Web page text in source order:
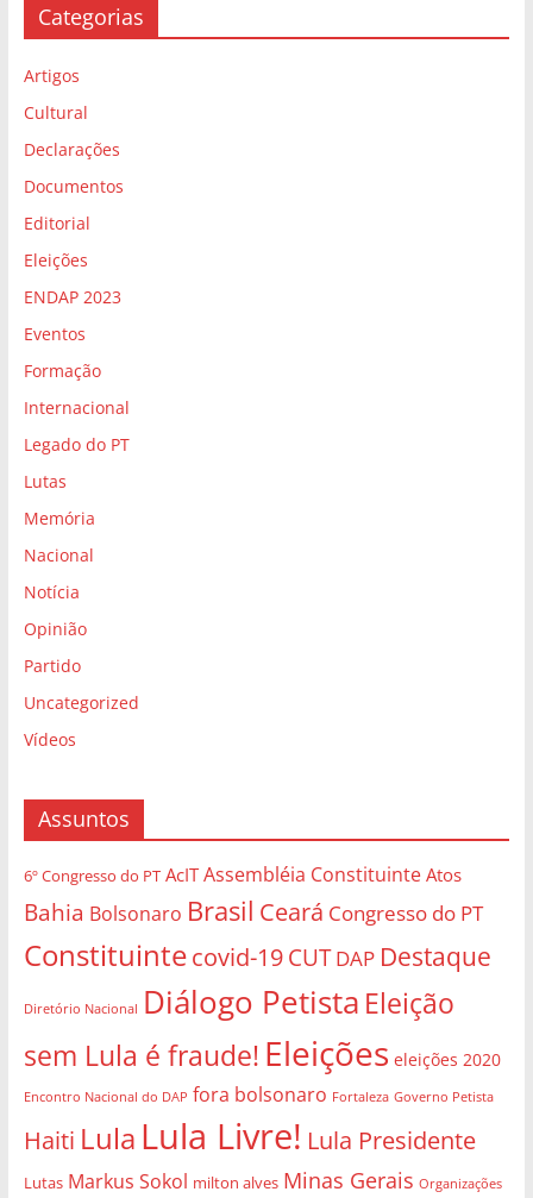
Categorias
Artigos
Cultural
Declarações
Documentos
Editorial
Eleições
ENDAP 2023
Eventos
Formação
Internacional
Legado do PT
Lutas
Memória
Nacional
Notícia
Opinião
Partido
Uncategorized
Vídeos
Assuntos
6º Congresso do PT AcIT Assembléia Constituinte Atos
Bahia Bolsonaro Brasil Ceará Congresso do PT
Constituintecovid-19CUT DAP Destaque
Diretório Nacional Diálogo Petista Eleição
sem Lula é fraude! Eleições eleições 2020
Encontro Nacional do DAP fora bolsonaro Fortaleza Governo Petista
Haiti Lula Lula Livre! Lula Presidente
Lutas Markus Sokol milton alves Minas Gerais Organizações